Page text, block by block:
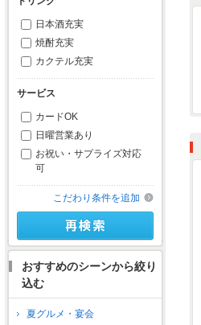
日本酒充実
焼酎充実
カクテル充実
サービス
カードOK
日曜営業あり
お祝い・サプライズ対応
可
こだわり条件を追加
おすすめのシーンから絞り
込む
夏グルメ・宴会